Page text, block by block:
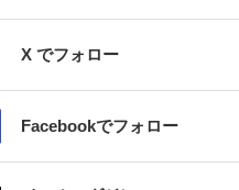
X でフォロー
Facebookでフォロー